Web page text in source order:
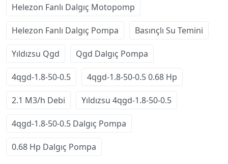
Helezon Fanlı Dalgıç Motopomp
Helezon Fanlı Dalgıç Pompa Basınçlı Su Temini
Yıldızsu Qgd Qgd Dalgıç Pompa
4qgd-1.8-50-0.5 4qgd-1.8-50-0.5 0.68 Hp
2.1 M3/h Debi Yıldızsu 4qgd-1.8-50-0.5
4qgd-1.8-50-0.5 Dalgıç Pompa
0.68 Hp Dalgıç Pompa